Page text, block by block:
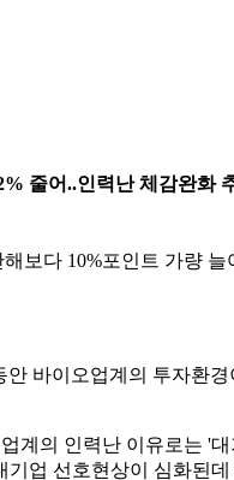
줄어..인력난 체감완화
다 10%포인트 가량
바이오업계의 투자환
의 인력난 이유로는 '
업 선호현상이 심화된